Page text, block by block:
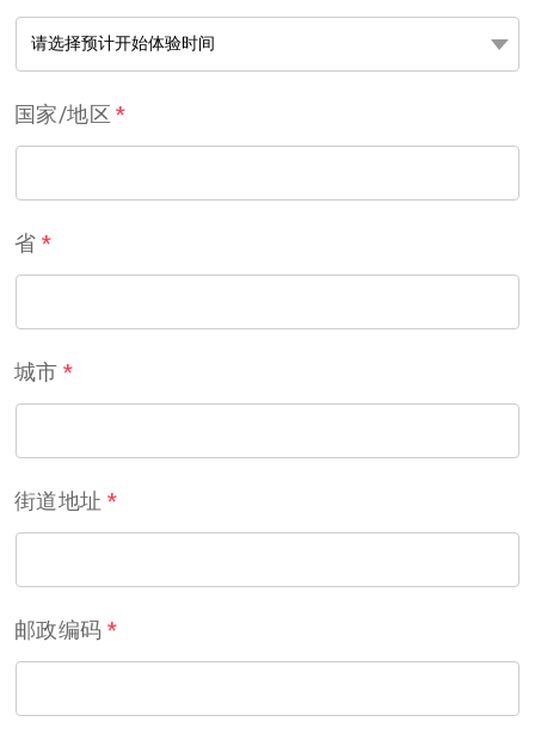
国家/地区 *
省 *
城市 *
街道地址 *
邮政编码 *